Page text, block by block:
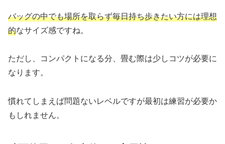
バッグの中でも場所を取らず毎日持ち歩きたい方には理想
的なサイズ感ですね。
ただし、コンパクトになる分、畳む際は少しコツが必要に
なります。
慣れてしまえば問題ないレベルですが最初は練習が必要か
もしれません。